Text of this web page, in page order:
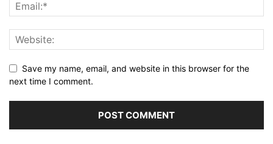
Save my name, email, and website in this browser for the
next time I comment.